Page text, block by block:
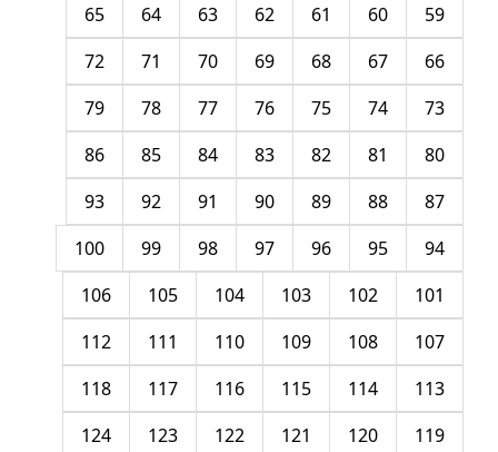
59
60
61
62
63
64
65
66
67
68
69
70
71
72
73
74
75
76
77
78
79
80
81
82
83
84
85
86
87
88
89
90
91
92
93
94
95
96
97
98
99
100
101
102
103
104
105
106
107
108
109
110
111
112
113
114
115
116
117
118
119
120
121
122
123
124